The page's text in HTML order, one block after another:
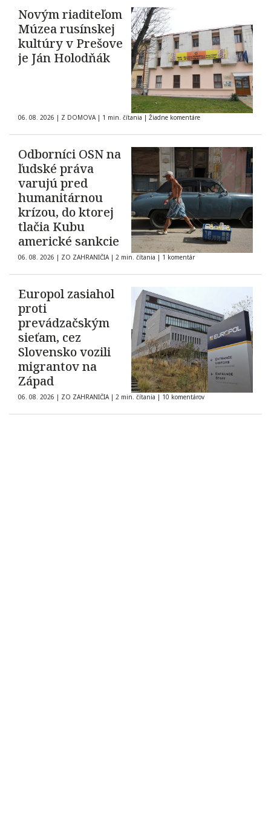
Novým riaditeľom
Múzea rusínskej
kultúry v Prešove
je Ján Holodňák
06. 08. 2026 | Z DOMOVA | 1 min. čítania | Žiadne komentáre
Odborníci OSN na
ľudské práva
varujú pred
humanitárnou
krízou, do ktorej
tlačia Kubu
americké sankcie
06. 08. 2026 | ZO ZAHRANIČIA | 2 min. čítania | 1 komentár
Europol zasiahol
proti
prevádzačským
sieťam, cez
Slovensko vozili
migrantov na
Západ
06. 08. 2026 | ZO ZAHRANIČIA | 2 min. čítania | 10 komentárov